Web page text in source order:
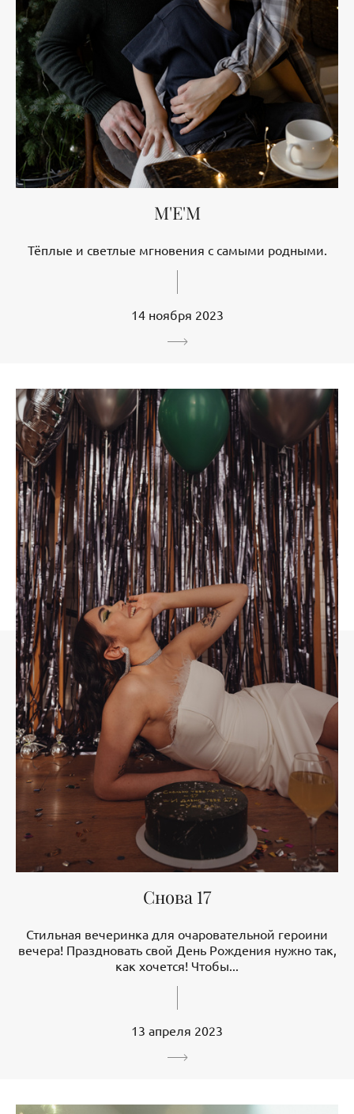
M'E'M
Тёплые и светлые мгновения с самыми родными.
14 ноября 2023
Снова 17
Стильная вечеринка для очаровательной героини
вечера! Праздновать свой День Рождения нужно так,
как хочется! Чтобы...
13 апреля 2023